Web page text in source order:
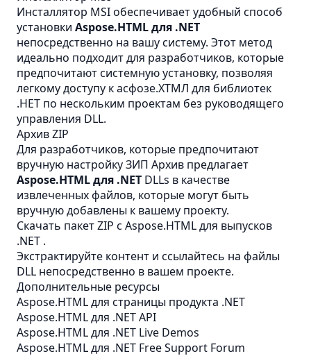
Инсталлятор MSI обеспечивает удобный способ
установки Aspose.HTML для .NET
непосредственно на вашу систему. Этот метод
идеально подходит для разработчиков, которые
предпочитают системную установку, позволяя
легкому доступу к асфозе.ХТМЛ для библиотек
.НЕТ по нескольким проектам без руководящего
управления DLL.
Архив ZIP
Для разработчиков, которые предпочитают
вручную настройкуЗИП Архив предлагает
Aspose.HTML для .NET DLLs в качестве
извлеченных файлов, которые могут быть
вручную добавлены к вашему проекту.
Скачать пакет ZIP с Aspose.HTML для выпусков
.NET .
Экстрактируйте контент и ссылайтесь на файлы
DLL непосредственно в вашем проекте.
Дополнительные ресурсы
Aspose.HTML для страницы продукта .NET
Aspose.HTML для .NET API
Aspose.HTML для .NET Live Demos
Aspose.HTML для .NET Free Support Forum